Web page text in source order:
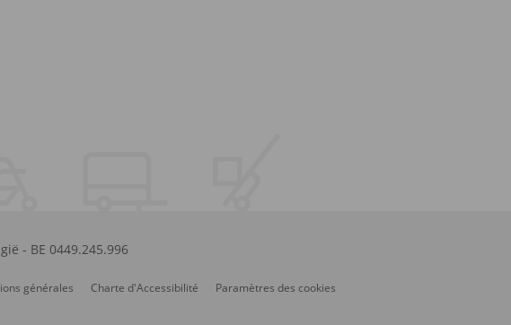
- BE 0449.245.996
générales Charte d'Accessibilité Paramètres des cookies